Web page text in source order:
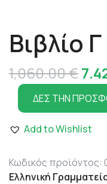
Βιβλίο
1,060.00€
ΔΕΣ ΤΗΝ
Add to Wishlist
Κωδικός προϊόντος:
Ελληνική